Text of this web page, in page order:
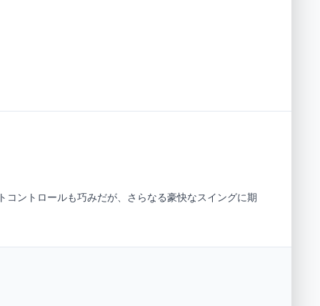
ントロールも巧みだが、さらなる豪快なスイングに期